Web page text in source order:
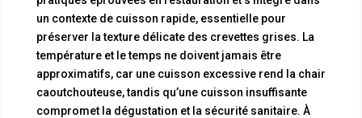
un contexte de cuisson rapide, essentielle pour
préserver la texture délicate des crevettes grises. La
température et le temps ne doivent jamais être
approximatifs, car une cuisson excessive rend la chair
caoutchouteuse, tandis qu’une cuisson insuffisante
compromet la dégustation et la sécurité sanitaire. À